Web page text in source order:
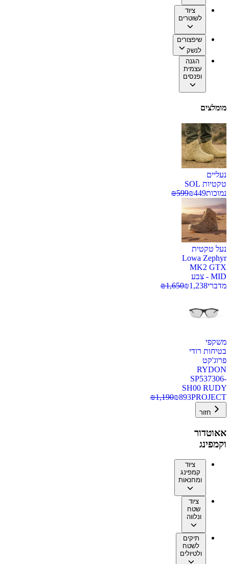
ציוד
לשוטרים
שיפצורים
לנשק
הגנה
עצמית
ופנסים
מומלצים
נעליים
טקטיות SOL
נמוכות
₪449
₪599
נעל טקטית
Lowa Zephyr
MK2 GTX
MID - צבע
מדברי
₪1,238
₪1,650
משקפי
בטיחות רודי
פרוג'קט
RYDON
SP537306-
SH00 RUDY
PROJECT
₪893
₪1,190
חזור
אאוטדור
וקמפינג
ציוד
קמפינג
ומחנאות
ציוד
שטח
ונלווה
תיקים
לשטח
ולטיולים